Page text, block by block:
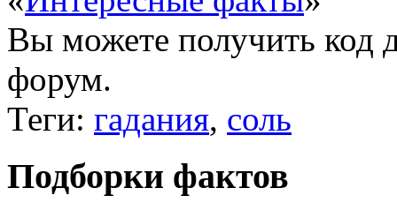
Вы можете получить код
форум.
Теги: гадания, соль
Подборки фактов